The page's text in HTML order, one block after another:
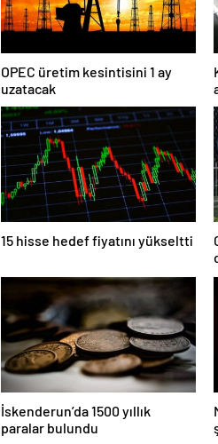
OPEC üretim kesintisini 1 ay
uzatacak
15 hisse hedef fiyatını yükseltti
İskenderun’da 1500 yıllık
paralar bulundu